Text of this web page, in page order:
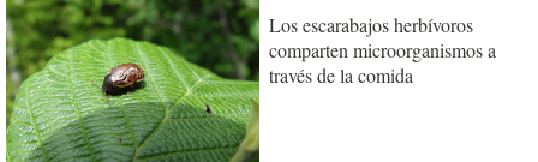
Los escarabajos herbívoros
comparten microorganismos a
través de la comida